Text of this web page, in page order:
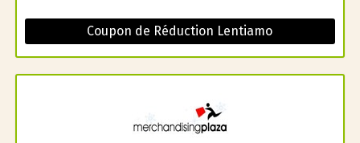
Coupon de Réduction Lentiamo